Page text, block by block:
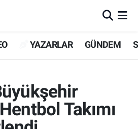
YAZARLAR GÜNDEM
Takımı
Eczaneler
Haritası
ve Fikstür